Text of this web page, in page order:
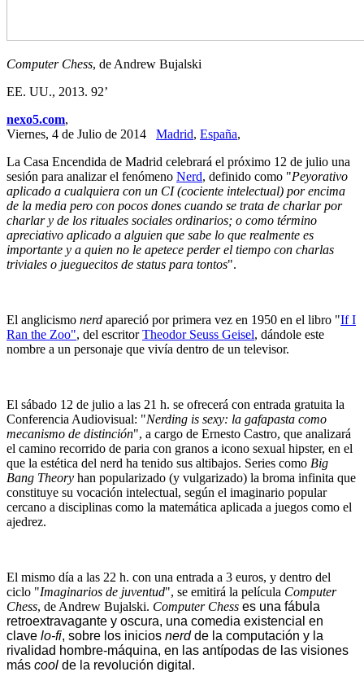
Computer Chess, de Andrew Bujalski
EE. UU., 2013. 92’
nexo5.com,
Viernes, 4 de Julio de 2014 Madrid, España,
La Casa Encendida de Madrid celebrará el próximo 12 de julio una
sesión para analizar el fenómeno Nerd, definido como "Peyorativo
aplicado a cualquiera con un CI (cociente intelectual) por encima
de la media pero con pocos dones cuando se trata de charlar por
charlar y de los rituales sociales ordinarios; o como término
apreciativo aplicado a alguien que sabe lo que realmente es
importante y a quien no le apetece perder el tiempo con charlas
triviales o jueguecitos de status para tontos".
El anglicismo nerd apareció por primera vez en 1950 en el libro "If I
Ran the Zoo", del escritorTheodor Seuss Geisel, dándole este
nombre a un personaje que vivía dentro de un televisor.
El sábado 12 de julio a las 21 h. se ofrecerá con entrada gratuita la
Conferencia Audiovisual: "Nerding is sexy: la gafapasta como
mecanismo de distinción", a cargo de Ernesto Castro, que analizará
el camino recorrido de paria con granos a icono sexual hipster, en el
que la estética del nerd ha tenido sus altibajos. Series como Big
Bang Theory han popularizado (y vulgarizado) la broma infinita que
constituye su vocación intelectual, según el imaginario popular
cercano a disciplinas como la matemática aplicada a juegos como el
ajedrez.
El mismo día a las 22 h. con una entrada a 3 euros, y dentro del
ciclo "Imaginarios de juventud", se emitirá la película Computer
Chess, de Andrew Bujalski. Computer Chess es una fábula
retroextravagante y oscura, una comedia existencial en
clave lo-fi, sobre los inicios nerd de la computación y la
rivalidad hombre-máquina, en las antípodas de las visiones
más cool de la revolución digital.